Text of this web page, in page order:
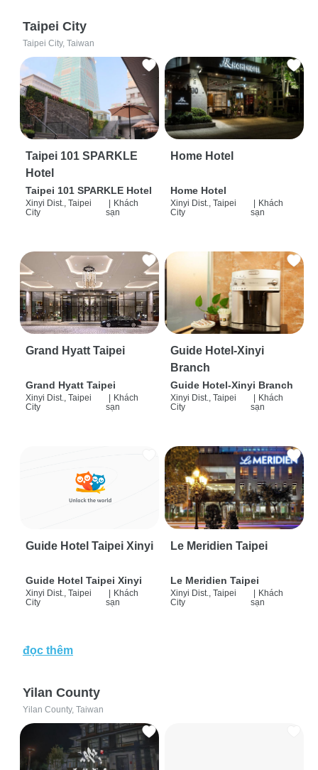
Taipei City
Taipei City, Taiwan
Taipei 101 SPARKLE
Hotel
Taipei 101 SPARKLE Hotel
Xinyi Dist., Taipei
City
Khách
sạn
Home Hotel
Home Hotel
Xinyi Dist., Taipei
City
Khách
sạn
Grand Hyatt Taipei
Grand Hyatt Taipei
Xinyi Dist., Taipei
City
Khách
sạn
Guide Hotel-Xinyi
Branch
Guide Hotel-Xinyi Branch
Xinyi Dist., Taipei
City
Khách
sạn
Guide Hotel Taipei Xinyi
Guide Hotel Taipei Xinyi
Xinyi Dist., Taipei
City
| Khách
sạn
Le Meridien Taipei
Le Meridien Taipei
Xinyi Dist., Taipei
City
| Khách
sạn
đọc thêm
Yilan County
Yilan County, Taiwan